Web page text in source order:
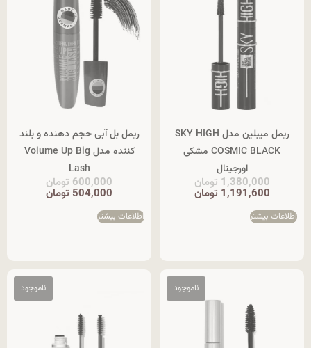
ریمل میبلین مدل SKY HIGH
COSMIC BLACK مشکی
اورجینال
1,380,000تومان
1,191,600 تومان
اطلاعات بیشتر
ريمل بل آبی حجم دهنده و بلند
کننده مدل Volume Up Big
Lash
600,000تومان
504,000 تومان
اطلاعات بیشتر